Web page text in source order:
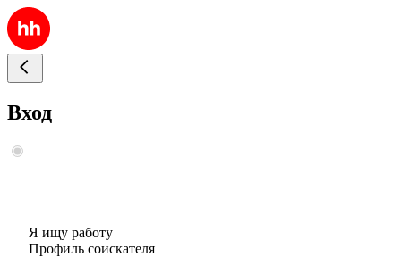
Вход
Я ищу работу
Профиль соискателя